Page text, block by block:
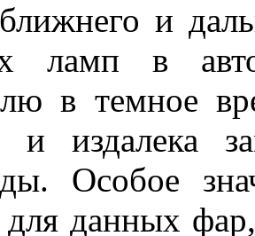
и
ламп в
в темное
и издалека
Особое
данных